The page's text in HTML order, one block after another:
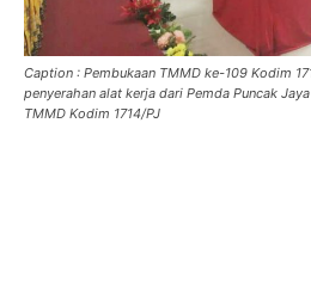
Caption : Pembukaan TMMD ke-109 Kodim
penyerahan alat kerja dari Pemda Puncak
TMMD Kodim 1714/PJ